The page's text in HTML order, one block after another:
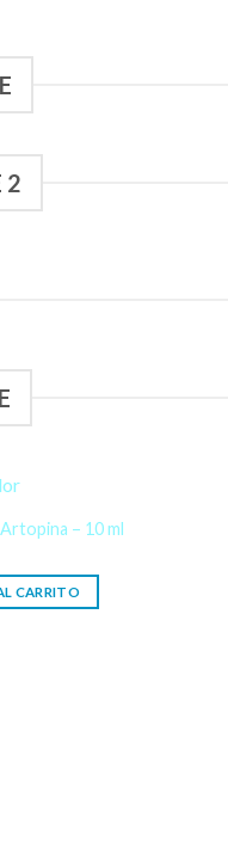
2
– 10 ml
CARRITO